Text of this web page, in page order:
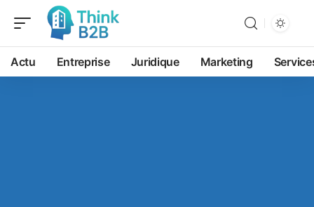
Actu Entreprise Juridique Marketing